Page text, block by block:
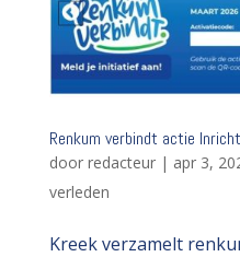
Renkum verbindt actie
door redacteur| apr 3,
verleden
Kreek verzamelt